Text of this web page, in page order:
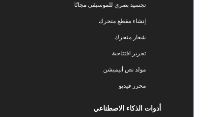
تجسيد بصري للموسيقى مجانًا
إنشاء مقطع متحرك
شعار متحرك
تحرير افتتاحية
مولد نص أنيميشن
محرر فيديو
أدوات الذكاء الاصطناعي